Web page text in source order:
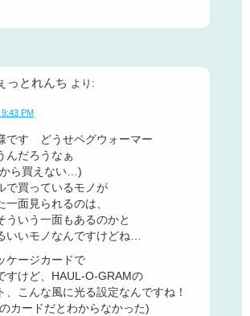
っとれんち より:
PM
です どうせペグウォーマー
んだろうなぁ
ら買えない…)
で買っているモノが
一面見られるのは、
ういう一面もあるのかと
いいモノなんですけどね…
ケージカードで
すけど、HAUL-O-GRAMの
、こんな風に光る設定なんですね！
カードだとわからなかった)